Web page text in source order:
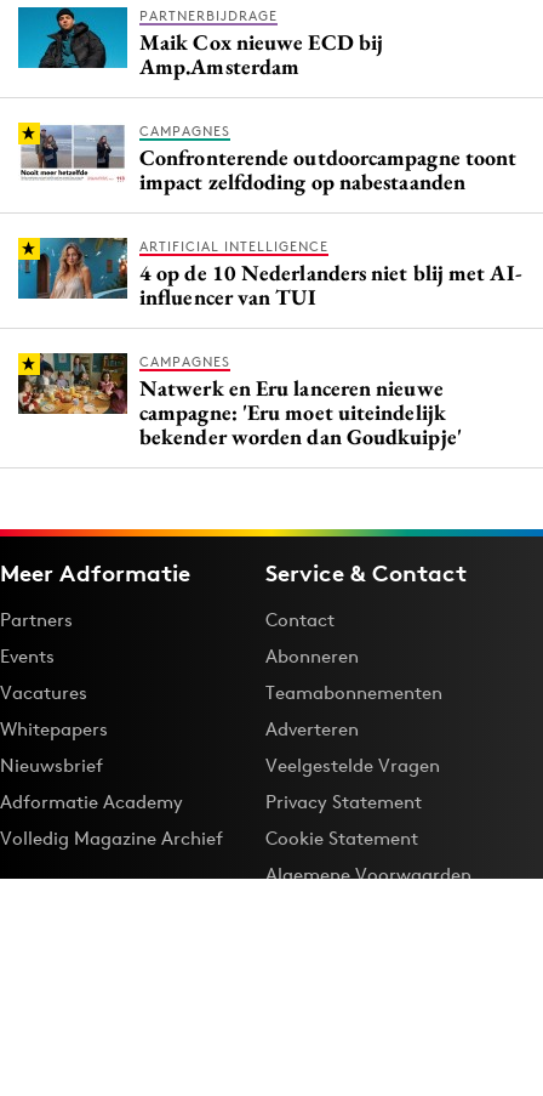
PARTNERBIJDRAGE
Maik Cox nieuwe ECD bij
Amp.Amsterdam
CAMPAGNES
Confronterende outdoorcampagne toont
impact zelfdoding op nabestaanden
ARTIFICIAL INTELLIGENCE
4 op de 10 Nederlanders niet blij met AI-
influencer van TUI
CAMPAGNES
Natwerk en Eru lanceren nieuwe
campagne: 'Eru moet uiteindelijk
bekender worden dan Goudkuipje'
Meer Adformatie
Partners
Events
Vacatures
Whitepapers
Nieuwsbrief
Adformatie Academy
Volledig Magazine Archief
Service & Contact
Contact
Abonneren
Teamabonnementen
Adverteren
Veelgestelde Vragen
Privacy Statement
Cookie Statement
Algemene Voorwaarden